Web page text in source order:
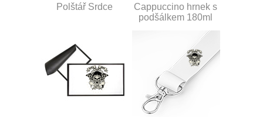
Polštář Srdce
Cappuccino hrnek s
podšálkem 180ml